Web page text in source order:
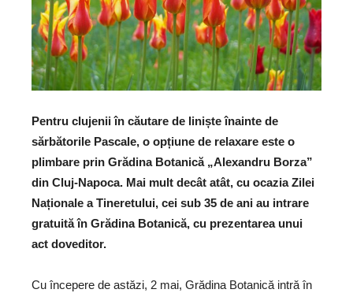
Pentru clujenii în căutare de liniște înainte de
sărbătorile Pascale, o opțiune de relaxare este o
plimbare prin Grădina Botanică „Alexandru Borza”
din Cluj-Napoca. Mai mult decât atât, cu ocazia Zilei
Naționale a Tineretului, cei sub 35 de ani au intrare
gratuită în Grădina Botanică, cu prezentarea unui
act doveditor.
Cu începere de astăzi, 2 mai, Grădina Botanică intră în